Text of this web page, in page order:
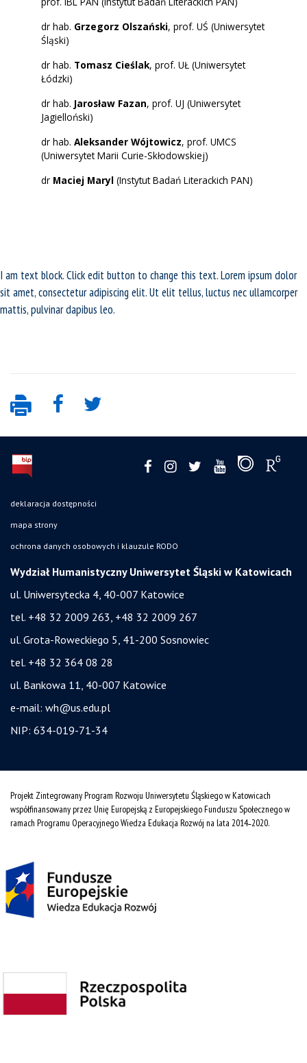
dr hab. Grzegorz Olszański, prof. UŚ (Uniwersytet
Śląski)
dr hab. Tomasz Cieślak, prof. UŁ (Uniwersytet
Łódzki)
dr hab. Jarosław Fazan, prof. UJ (Uniwersytet
Jagielloński)
dr hab. Aleksander Wójtowicz, prof. UMCS
(Uniwersytet Marii Curie-Skłodowskiej)
dr Maciej Maryl (Instytut Badań Literackich PAN)
I am text block. Click edit button to change this text. Lorem ipsum dolor
sit amet, consectetur adipiscing elit. Ut elit tellus, luctus nec ullamcorper
mattis, pulvinar dapibus leo.
deklaracja dostępności
mapa strony
ochrona danych osobowych i klauzule RODO
Wydział Humanistyczny Uniwersytet Śląski w Katowicach
ul. Uniwersytecka 4, 40-007 Katowice
tel. +48 32 2009 263, +48 32 2009 267
ul. Grota-Roweckiego 5, 41-200 Sosnowiec
tel. +48 32 364 08 28
ul. Bankowa 11, 40-007 Katowice
e-mail: wh@us.edu.pl
NIP: 634-019-71-34
Projekt Zintegrowany Program Rozwoju Uniwersytetu Śląskiego w Katowicach
współfinansowany przez Unię Europejską z Europejskiego Funduszu Społecznego w
ramach Programu Operacyjnego Wiedza Edukacja Rozwój na lata 2014˗2020.